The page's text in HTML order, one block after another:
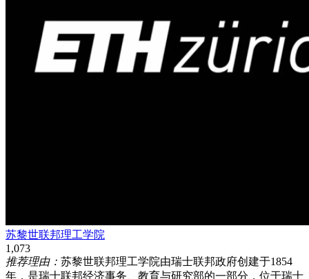
苏黎世联邦理工学院
1,073
推荐理由： 苏黎世联邦理工学院由瑞士联邦政府创建于1854
年，是瑞士联邦经济事务、教育与研究部的一部分，位于瑞士